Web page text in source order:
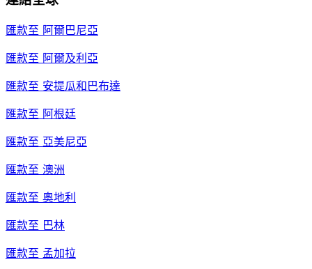
匯款至 阿爾巴尼亞
匯款至 阿爾及利亞
匯款至 安提瓜和巴布達
匯款至 阿根廷
匯款至 亞美尼亞
匯款至 澳洲
匯款至 奧地利
匯款至 巴林
匯款至 孟加拉